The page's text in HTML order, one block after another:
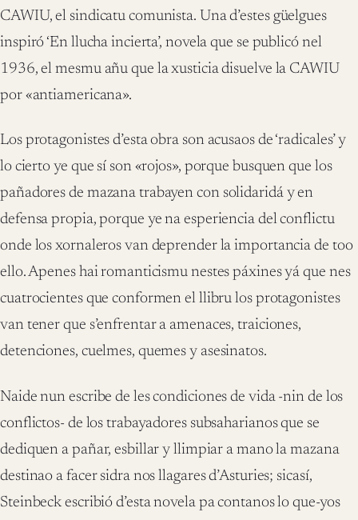
CAWIU, el sindicatu comunista. Una d’estes güelgues
inspiró ‘En llucha incierta’, novela que se publicó nel
1936, el mesmu añu que la xusticia disuelve la CAWIU
por «antiamericana».
Los protagonistes d’esta obra son acusaos de ‘radicales’ y
lo cierto ye que sí son «rojos», porque busquen que los
pañadores de mazana trabayen con solidaridá y en
defensa propia, porque ye na esperiencia del conflictu
onde los xornaleros van deprender la importancia de too
ello. Apenes hai romanticismu nestes páxines yá que nes
cuatrocientes que conformen el llibru los protagonistes
van tener que s’enfrentar a amenaces, traiciones,
detenciones, cuelmes, quemes y asesinatos.
Naide nun escribe de les condiciones de vida -nin de los
conflictos- de los trabayadores subsaharianos que se
dediquen a pañar, esbillar y llimpiar a mano la mazana
destinao a facer sidra nos llagares d’Asturies; sicasí,
Steinbeck escribió d’esta novela pa contanos lo que-yos